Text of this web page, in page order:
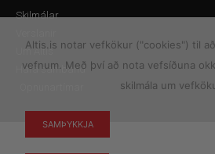
Skilmálar
Um Altis
Hafa samband
Altis.is notar vefkökur ("cookies") til
vefnum. Með því að nota vefsíðuna
skilmála um
SAMÞYKKJA